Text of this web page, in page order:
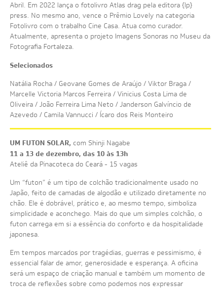
Abril. Em 2022 lança o fotolivro Atlas drag pela editora {lp}
press. No mesmo ano, vence o Prêmio Lovely na categoria
Fotolivro com o trabalho Cine Casa. Atua como curador.
Atualmente, apresenta o projeto Imagens Sonoras no Museu da
Fotografia Fortaleza.
Selecionados
Natália Rocha / Geovane Gomes de Araújo / Viktor Braga /
Marcelle Victoria Marcos Ferreira / Vinicius Costa Lima de
Oliveira / João Ferreira Lima Neto / Janderson Galvíncio de
Azevedo / Camila Vannucci / Ícaro dos Reis Monteiro
UM FUTON SOLAR, com Shinji Nagabe
11 a 13 de dezembro, das 10 às 13h
Ateliê da Pinacoteca do Ceará - 15 vagas
Um “futon” é um tipo de colchão tradicionalmente usado no
Japão, feito de camadas de algodão e utilizado diretamente no
chão. Ele é dobrável, prático e, ao mesmo tempo, simboliza
simplicidade e aconchego. Mais do que um simples colchão, o
futon carrega em si a essência do conforto e da hospitalidade
japonesa.
Em tempos marcados por tragédias, guerras e pessimismo, é
essencial falar de amor, generosidade e esperança. A oficina
será um espaço de criação manual e também um momento de
troca de reflexões sobre como podemos nos expressar